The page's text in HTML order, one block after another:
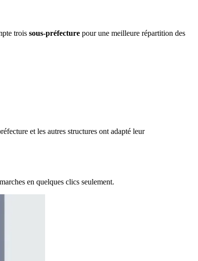
trois sous-préfecture pour une meilleure répartition des
et les autres structures ont adapté leur
en quelques clics seulement.